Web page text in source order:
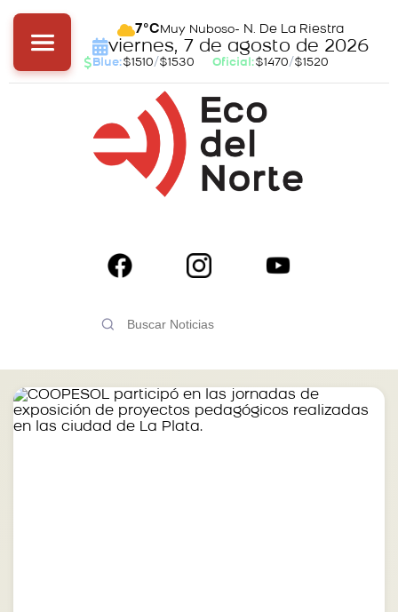
7°C Muy Nuboso- N. De La Riestra
viernes, 7 de agosto de 2026
Blue:$1510/$1530 Oficial:$1470/$1520